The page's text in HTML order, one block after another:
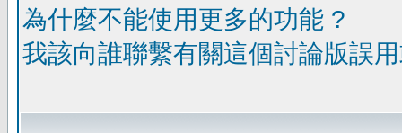
為什麼不能使用更多的功能 ?
我該向誰聯繫有關這個討論版誤